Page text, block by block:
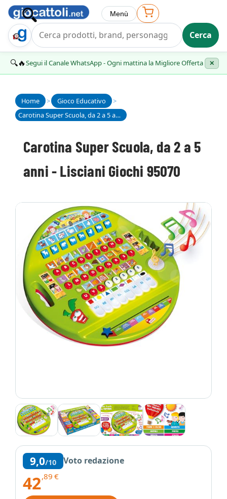
Trova Regalo Cerca
Menù
🔍🔥Segui il Canale WhatsApp - Ogni mattina la Migliore Offerta ✕
Home > Gioco Educativo
>
Carotina Super Scuola, da 2 a 5 anni - Lisciani Giochi 95070
Carotina Super Scuola, da 2 a 5
anni - Lisciani Giochi 95070
9,0/10 Voto redazione
42,89 €